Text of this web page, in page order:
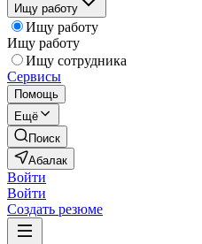
Ищу работу
Ищу работу
Ищу работу
Ищу сотрудника
Сервисы
Помощь
Ещё
Поиск
Абалак
Войти
Войти
Создать резюме